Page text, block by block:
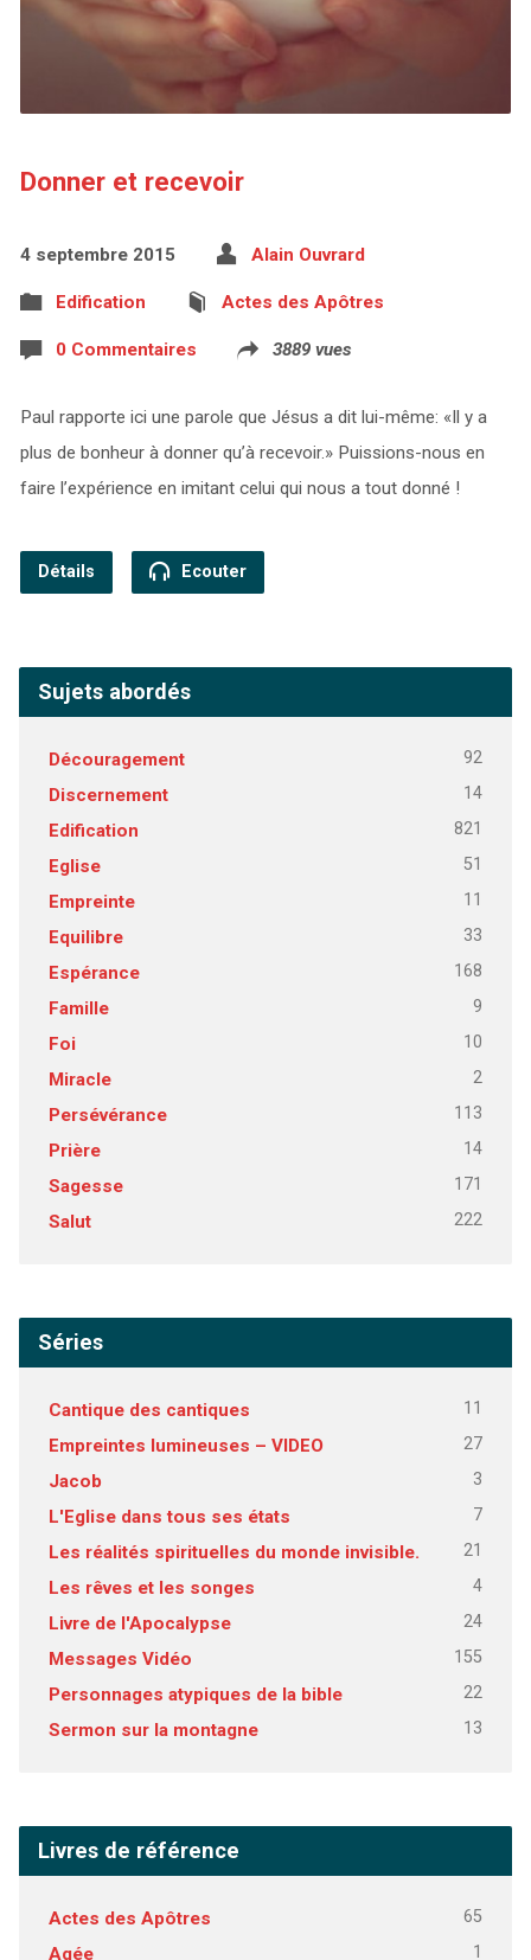
Donner et recevoir
4 septembre 2015 Alain Ouvrard
Edification Actes des Apôtres
0 Commentaires 3889 vues
Paul rapporte ici une parole que Jésus a dit lui-même: «Il y a
plus de bonheur à donner qu’à recevoir.» Puissions-nous en
faire l’expérience en imitant celui qui nous a tout donné !
Détails Ecouter
Sujets abordés
Découragement 92
Discernement 14
Edification 821
Eglise 51
Empreinte 11
Equilibre 33
Espérance 168
Famille 9
Foi 10
Miracle 2
Persévérance 113
Prière 14
Sagesse 171
Salut 222
Séries
Cantique des cantiques 11
Empreintes lumineuses – VIDEO 27
Jacob 3
L'Eglise dans tous ses états 7
Les réalités spirituelles du monde invisible. 21
Les rêves et les songes 4
Livre de l'Apocalypse 24
Messages Vidéo 155
Personnages atypiques de la bible 22
Sermon sur la montagne 13
Livres de référence
Actes des Apôtres 65
Agée 1